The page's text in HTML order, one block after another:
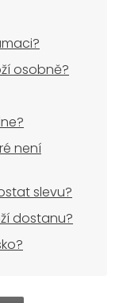
osobně?
není
slevu?
dostanu?